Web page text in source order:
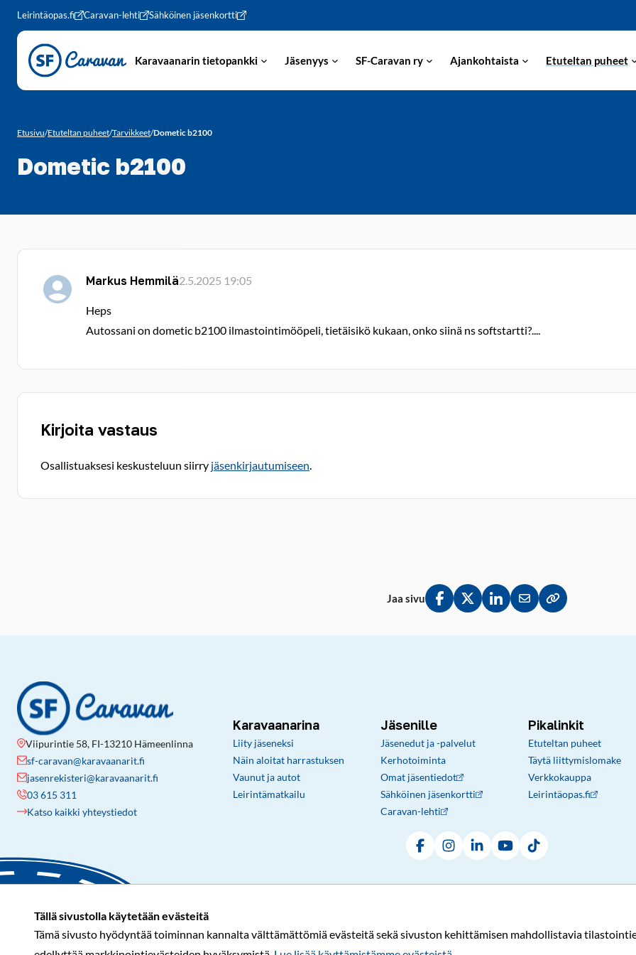
Tällä sivustolla käytetään evästeitä
Tämä sivusto hyödyntää toiminnan kannalta välttämättömiä evästeitä sekä sivuston kehittämisen mahdollistavia
Siirry sivun sisältöön
Leirintäopas.fi Caravan-lehti Sähköinen jäsenkortti
Karavaanarin tietopankki Jäsenyys SF-Caravan ry Ajankohtaista Etuteltan puheet
Etusivu/Etuteltan puheet/Tarvikkeet/Dometic b2100
Dometic b2100
Markus Hemmilä2.5.2025 19:05
Heps
Autossani on dometic b2100 ilmastointimööpeli, tietäisikö kukaan, onko siinä ns softstartti?....
Kirjoita vastaus
Osallistuaksesi keskusteluun siirry jäsenkirjautumiseen.
Jaa sivu
Jaa Facebookissa
Jaa Twitterissä
Jaa LinkedInissä
Jaa sähköpostitse
Kopioi linkki
Viipurintie 58, FI-13210 Hämeenlinna
sf-caravan@karavaanarit.fi
jasenrekisteri@karavaanarit.fi
03 615 311
Katso kaikki yhteystiedot
Karavaanarina
Liity jäseneksi
Näin aloitat harrastuksen
Vaunut ja autot
Leirintämatkailu
Jäsenille
Jäsenedut ja -palvelut
Kerhotoiminta
Omat jäsentiedot
Sähköinen jäsenkortti
Caravan-lehti
Pikalinkit
Etuteltan puheet
Täytä liittymislomake
Verkkokauppa
Leirintäopas.fi
FacebookInstagramLinkedInYouTubeTikTok
© Karavaanarit 2026